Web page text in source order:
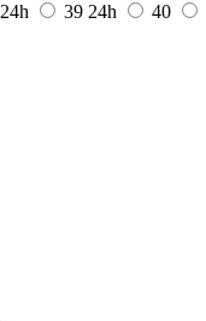
24h 39 24h
40